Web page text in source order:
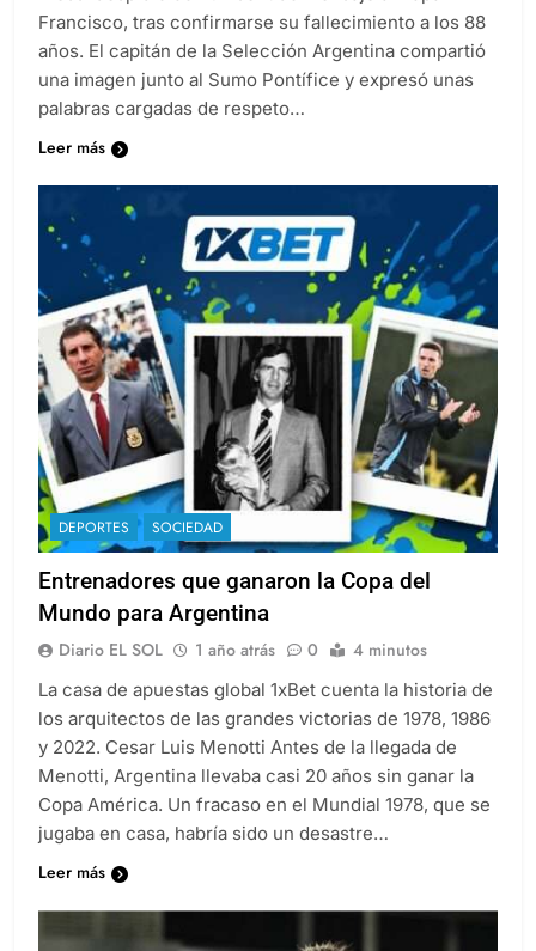
Francisco, tras confirmarse su fallecimiento a los 88
años. El capitán de la Selección Argentina compartió
una imagen junto al Sumo Pontífice y expresó unas
palabras cargadas de respeto…
Leer más
DEPORTES SOCIEDAD
Entrenadores que ganaron la Copa del
Mundo para Argentina
Diario EL SOL 1 año atrás 0 4 minutos
La casa de apuestas global 1xBet cuenta la historia de
los arquitectos de las grandes victorias de 1978, 1986
y 2022. Cesar Luis Menotti Antes de la llegada de
Menotti, Argentina llevaba casi 20 años sin ganar la
Copa América. Un fracaso en el Mundial 1978, que se
jugaba en casa, habría sido un desastre…
Leer más